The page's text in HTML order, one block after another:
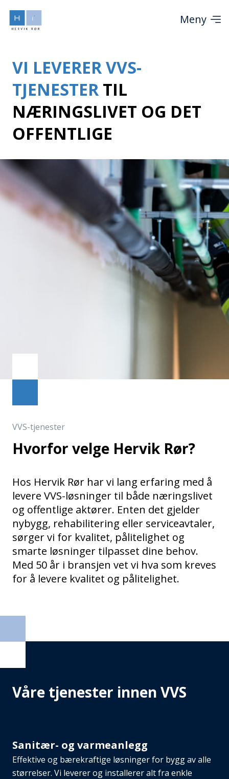
Meny
VI LEVERER VVS-
TJENESTER TIL
NÆRINGSLIVET OG DET
OFFENTLIGE
VVS-tjenester
Hvorfor velge Hervik Rør?
Hos Hervik Rør har vi lang erfaring med å
levere VVS-løsninger til både næringslivet
og offentlige aktører. Enten det gjelder
nybygg, rehabilitering eller serviceavtaler,
sørger vi for kvalitet, pålitelighet og
smarte løsninger tilpasset dine behov.
Med 50 år i bransjen vet vi hva som kreves
for å levere kvalitet og pålitelighet.
Våre tjenester innen VVS
Sanitær- og varmeanlegg
Effektive og bærekraftige løsninger for bygg av alle
størrelser. Vi leverer og installerer alt fra enkle